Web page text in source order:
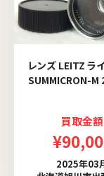
レンズ LEITZ ラ
SUMMICRON-M
買取金額
2025年03